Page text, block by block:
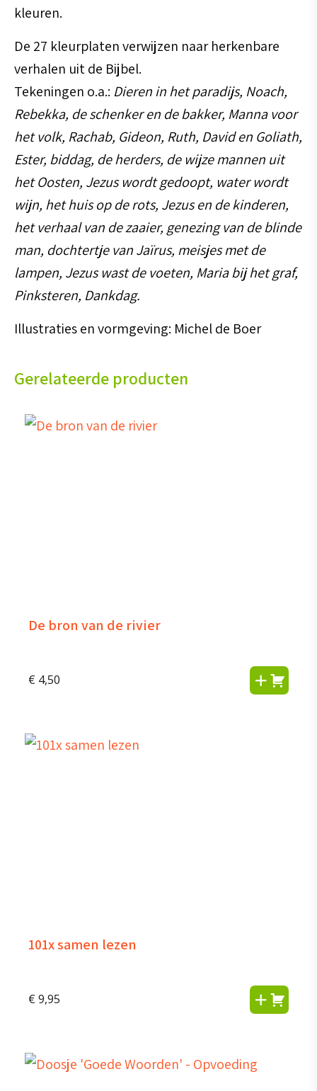
kleuren.
De 27 kleurplaten verwijzen naar herkenbare
verhalen uit de Bijbel.
Tekeningen o.a.: Dieren in het paradijs, Noach,
Rebekka, de schenker en de bakker, Manna voor
het volk, Rachab, Gideon, Ruth, David en Goliath,
Ester, biddag, de herders, de wijze mannen uit
het Oosten, Jezus wordt gedoopt, water wordt
wijn, het huis op de rots, Jezus en de kinderen,
het verhaal van de zaaier, genezing van de blinde
man, dochtertje van Jaïrus, meisjes met de
lampen, Jezus wast de voeten, Maria bij het graf,
Pinksteren, Dankdag.
Illustraties en vormgeving: Michel de Boer
Gerelateerde producten
De bron van de rivier
€ 4,50
101x samen lezen
€ 9,95